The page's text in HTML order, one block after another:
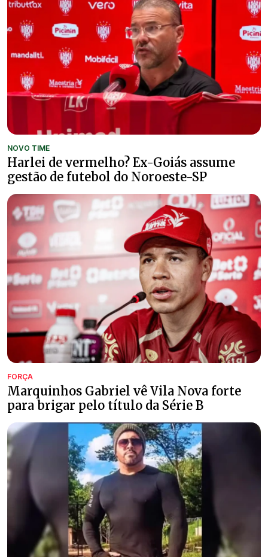
NOVO TIME
Harlei de vermelho? Ex-Goiás assume
gestão de futebol do Noroeste-SP
FORÇA
Marquinhos Gabriel vê Vila Nova forte
para brigar pelo título da Série B